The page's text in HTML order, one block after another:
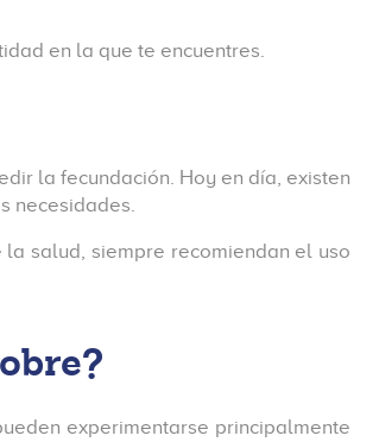
en la que te encuentres.
la fecundación. Hoy en día, existen
necesidades.
salud, siempre recomiendan el uso
experimentarse principalmente